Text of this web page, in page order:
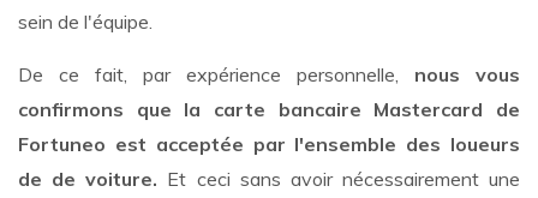
sein de l'équipe.
De ce fait, par expérience personnelle, nous vous
confirmons que la carte bancaire Mastercard de
Fortuneo est acceptée par l'ensemble des loueurs
de de voiture. Et ceci sans avoir nécessairement une